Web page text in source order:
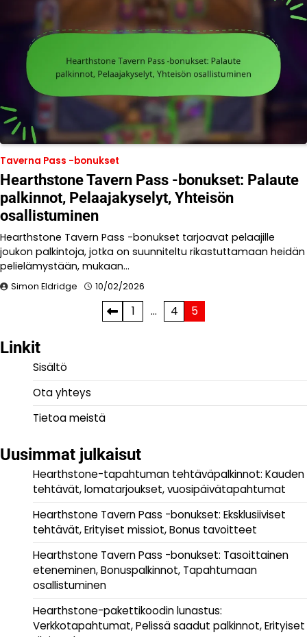
Taverna Pass -bonukset
Hearthstone Tavern Pass -bonukset: Palaute
palkinnot, Pelaajakyselyt, Yhteisön
osallistuminen
Hearthstone Tavern Pass -bonukset tarjoavat pelaajille
joukon palkintoja, jotka on suunniteltu rikastuttamaan heidän
pelielämystään, mukaan…
Simon Eldridge 10/02/2026
pagination
1 … 4 5
Linkit
Sisältö
Ota yhteys
Tietoa meistä
Uusimmat julkaisut
Hearthstone-tapahtuman tehtäväpalkinnot: Kauden
tehtävät, lomatarjoukset, vuosipäivätapahtumat
Hearthstone Tavern Pass -bonukset: Eksklusiiviset
tehtävät, Erityiset missiot, Bonus tavoitteet
Hearthstone Tavern Pass -bonukset: Tasoittainen
eteneminen, Bonuspalkinnot, Tapahtumaan
osallistuminen
Hearthstone-pakettikoodin lunastus:
Verkkotapahtumat, Pelissä saadut palkinnot, Erityiset